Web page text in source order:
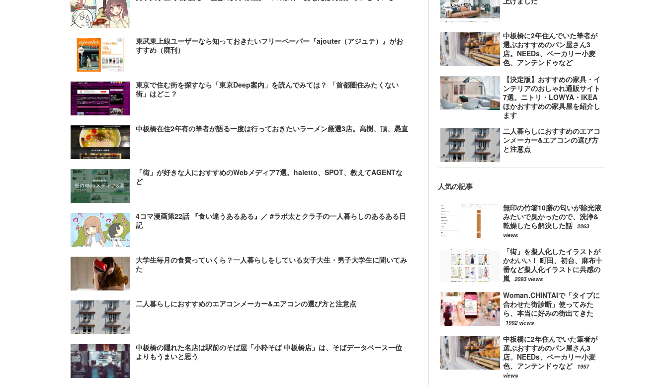
東武東上線ユーザーなら知っておきたいフリーペーパー『ajouter（アジュテ）』がお
すすめ（廃刊）
東京で住む街を探すなら「東京Deep案内」を読んでみては？ 「首都圏住みたくない
街」はどこ？
中板橋在住2年有の筆者が語る一度は行っておきたいラーメン厳選3店。高樹、頂、愚直
「街」が好きな人におすすめのWebメディア7選。haletto、SPOT、教えてAGENTな
ど
4コマ漫画第22話 『食い違うあるある』／ #ラボ太とクラ子の一人暮らしのあるある日
記
大学生毎月の食費っていくら？一人暮らしをしている女子大生・男子大学生に聞いてみ
た
二人暮らしにおすすめのエアコンメーカー&エアコンの選び方と注意点
中板橋の隠れた名店は駅前のそば屋「小粋そば 中板橋店」は、そばデータベース一位
よりもうまいと思う
中板橋に2年住んでいた筆者が
選ぶおすすめのパン屋さん3
店。NEEDs、ベーカリー小麦
色、アンテンドゥなど
【決定版】おすすめの家具・イ
ンテリアのおしゃれ通販サイト
7選。ニトリ・LOWYA・IKEA
ほかおすすめの家具屋を紹介し
ます
二人暮らしにおすすめのエアコ
ンメーカー&エアコンの選び方
と注意点
人気の記事
無印の竹箸10膳の匂いが除光液
みたいで臭かったので、洗浄&
乾燥したら解決した話 2263
views
「街」を擬人化したイラストが
かわいい！ 町田、初台、麻布十
番など擬人化イラストに共感の
嵐 2093 views
Woman.CHINTAIで「タイプに
合わせた街診断」使ってみた
ら、本当に好みの街出てきた
1992 views
中板橋に2年住んでいた筆者が
選ぶおすすめのパン屋さん3
店。NEEDs、ベーカリー小麦
色、アンテンドゥなど
1957
views